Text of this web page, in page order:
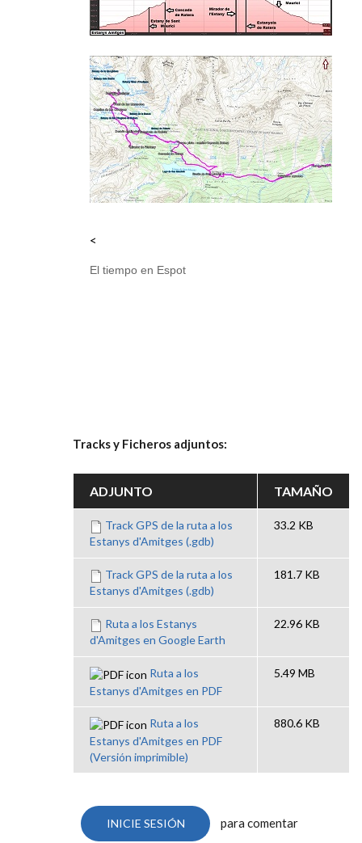
<
El tiempo en Espot
Tracks y Ficheros adjuntos:
ADJUNTO TAMAÑO
Track GPS de la ruta a los
Estanys d'Amitges (.gdb)
33.2 KB
Track GPS de la ruta a los
Estanys d'Amitges (.gdb)
181.7 KB
Ruta a los Estanys
d'Amitges en Google Earth
22.96 KB
Ruta a los
Estanys d'Amitges en PDF
5.49 MB
Ruta a los
Estanys d'Amitges en PDF
(Versión imprimible)
880.6 KB
INICIE SESIÓN para comentar